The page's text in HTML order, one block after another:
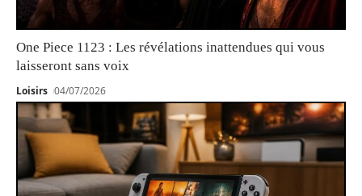
One Piece 1123 : Les révélations inattendues qui vous
laisseront sans voix
Loisirs 04/07/2026